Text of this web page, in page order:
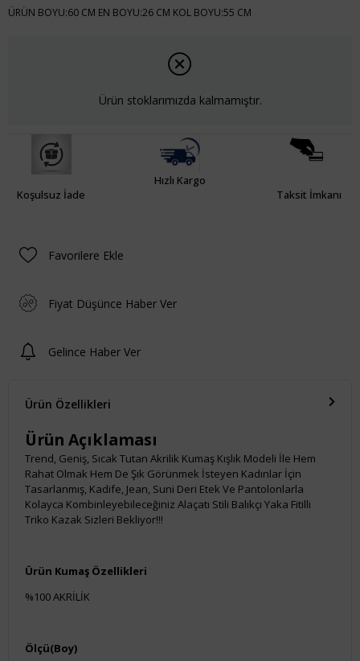
ÜRÜN BOYU:60 CM EN BOYU:26 CM KOL BOYU:55 CM
Ürün stoklarımızda kalmamıştır.
Koşulsuz İade
Hızlı Kargo
Taksit İmkanı
Favorilere Ekle
Fiyat Düşünce Haber Ver
Gelince Haber Ver
Ürün Özellikleri
Ürün Açıklaması
Trend, Geniş, Sıcak Tutan Akrilik Kumaş Kışlık Modeli İle Hem
Rahat Olmak Hem De Şık Görünmek İsteyen Kadınlar İçin
Tasarlanmış, Kadife, Jean, Suni Deri Etek Ve Pantolonlarla
Kolayca Kombinleyebileceğiniz Alaçatı Stili Balıkçı Yaka Fitilli
Triko Kazak Sizleri Bekliyor!!!
Ürün Kumaş Özellikleri
%100 AKRİLİK
Ölçü(Boy)